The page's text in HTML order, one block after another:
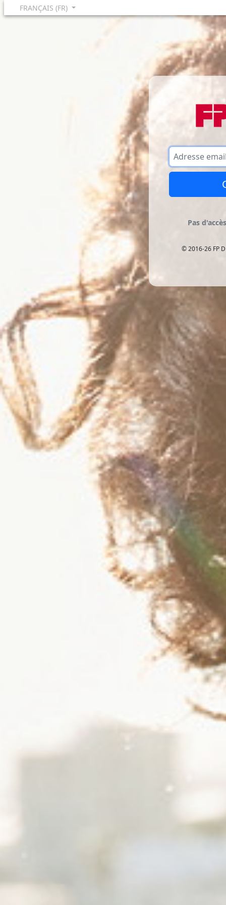
FRANÇAIS (FR)
Pas
© 2016-26 FP